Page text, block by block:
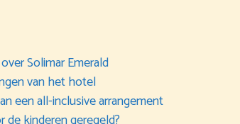
Solimar Emerald
van het hotel
een all-inclusive arrangement